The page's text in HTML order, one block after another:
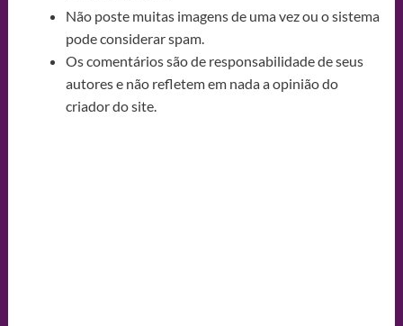
Não poste muitas imagens de uma vez ou o sistema
pode considerar spam.
Os comentários são de responsabilidade de seus
autores e não refletem em nada a opinião do
criador do site.